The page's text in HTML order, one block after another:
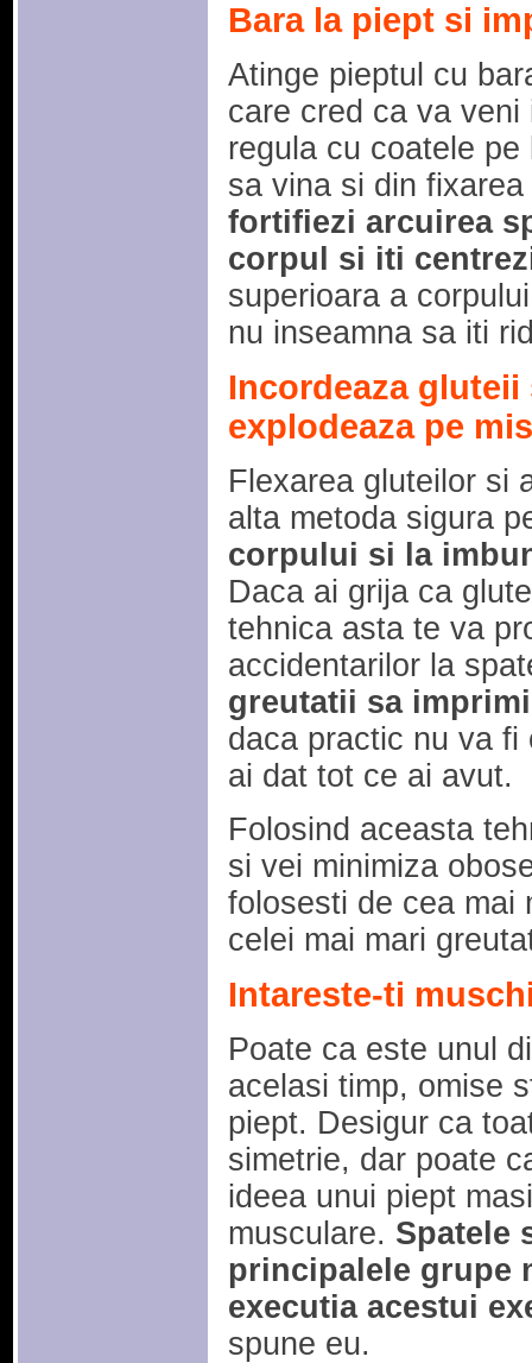
Bara la piept si
Atinge pieptul cu
care cred ca va
regula cu coatele
sa vina si din
fortifiezi arcuirea
corpul si iti
superioara a
nu inseamna sa iti
Incordeaza
explodeaza pe
Flexarea gluteilor si
alta metoda sigura
corpului si la
Daca ai grija ca
tehnica asta te va
accidentarilor la
greutatii sa
daca practic nu va fi
ai dat tot ce ai avut.
Folosind aceasta
si vei minimiza
folosesti de cea mai
celei mai mari
Intareste-ti
Poate ca este unul
acelasi timp, omise
piept. Desigur ca
simetrie, dar poate
ideea unui piept
musculare. Spatele
principalele grupe
executia acestui
spune eu.